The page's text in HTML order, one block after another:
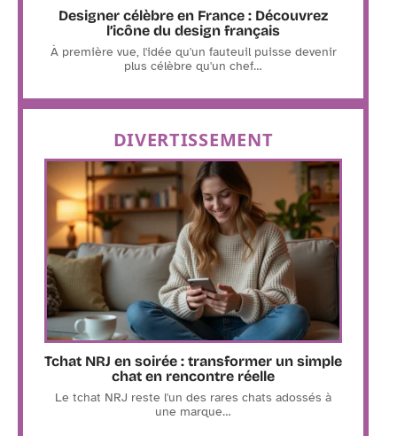
Designer célèbre en France : Découvrez
l’icône du design français
À première vue, l'idée qu'un fauteuil puisse devenir
plus célèbre qu'un chef…
DIVERTISSEMENT
Tchat NRJ en soirée : transformer un simple
chat en rencontre réelle
Le tchat NRJ reste l'un des rares chats adossés à
une marque…